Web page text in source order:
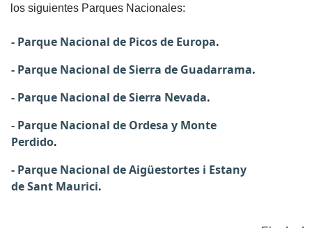
los siguientes Parques Nacionales:
- Parque Nacional de Picos de Europa.
- Parque Nacional de Sierra de Guadarrama.
- Parque Nacional de Sierra Nevada.
- Parque Nacional de Ordesa y Monte
Perdido.
- Parque Nacional de Aigüestortes i Estany
de Sant Maurici.